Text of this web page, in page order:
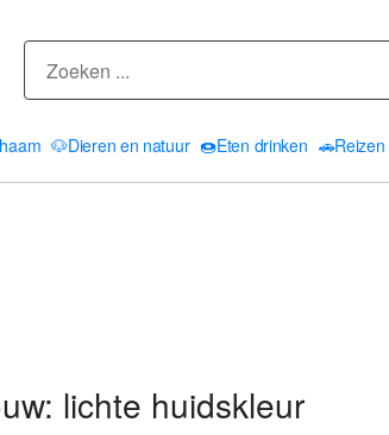
🐶Dieren en natuur 🍩Eten drinken 🚗
lichte huidskleur